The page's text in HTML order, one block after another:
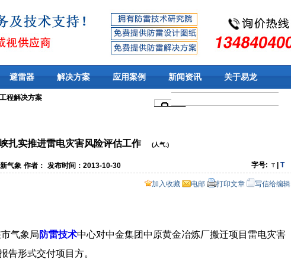
避雷器 解决方案 应用案例 新闻资讯 关于易龙
程解决方案
扎实推进雷电灾害风险评估工作 (人气:)
气象 作者： 发布时间：2013-10-30 字号: T T
加入收藏 电邮 打印文章 写信给编辑
气象局 防雷技术中心对中金集团中原黄金冶炼厂搬迁项目雷电灾害
告形式交付项目方。